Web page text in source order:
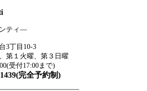
ティ―
3丁目10-3
第１火曜、第３日曜
受付17:00まで)
完全予約制)